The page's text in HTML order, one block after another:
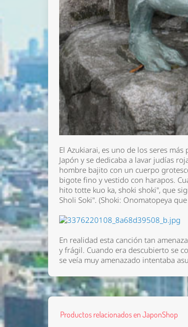
El Azukiarai, es uno de los seres
Japón y se dedicaba a lavar judías
hombre bajito con un cuerpo
bigote fino y vestido con harapos.
hito totte kuo ka, shoki shoki", que
Sholi Soki". (Shoki: Onomatopeya
En realidad esta canción tan
y frágil. Cuando era descubierto se
se veía muy amenazado intentaba
Productos relacionados en JaponShop